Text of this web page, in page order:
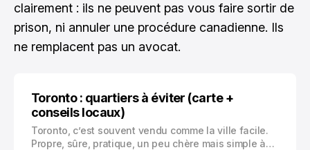
clairement : ils ne peuvent pas vous faire sortir de
prison, ni annuler une procédure canadienne. Ils
ne remplacent pas un avocat.
Toronto : quartiers à éviter (carte +
conseils locaux)
Toronto, c’est souvent vendu comme la ville facile.
Propre, sûre, pratique, un peu chère mais simple à